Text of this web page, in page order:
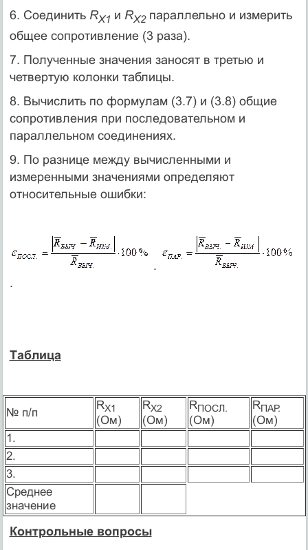
6. Соединить RХ1 и RХ2 параллельно и измерить
общее сопротивление (3 раза).
7. Полученные значения заносят в третью и
четвертую колонки таблицы.
8. Вычислить по формулам (3.7) и (3.8) общие
сопротивления при последовательном и
параллельном соединениях.
9. По разнице между вычисленными и
измеренными значениями определяют
относительные ошибки:
.
.
Таблица
№ п/п
RХ1
(Ом)
RХ2
(Ом)
RПОСЛ.
(Ом)
RПАР.
(Ом)
1.
2.
3.
Среднее
значение
Контрольные вопросы